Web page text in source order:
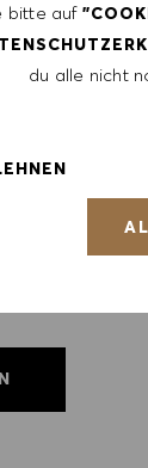
bitte auf
du alle nicht
of the world
committed
your full